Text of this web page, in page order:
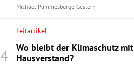
Michael PammesbergerGestern
Leitartikel
Wo bleibt der Klimaschutz mit
Hausverstand?